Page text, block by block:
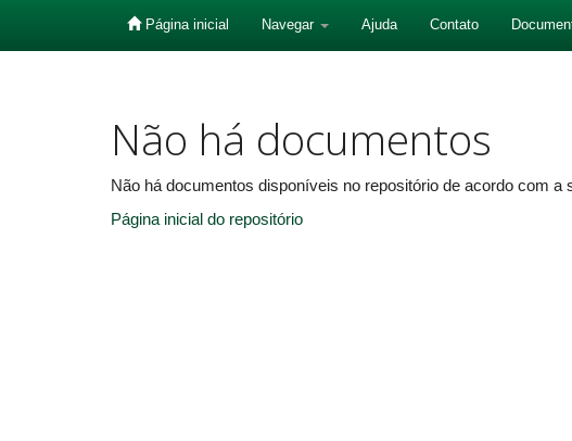
Página inicial Navegar Ajuda Contato
Não há documentos
Não há documentos disponíveis no repositório de acordo com a
Página inicial do repositório